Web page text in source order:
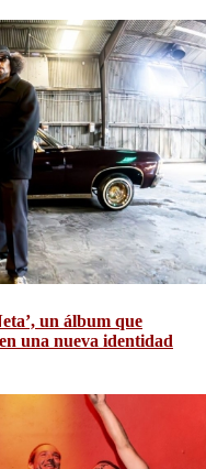
un álbum que
una nueva identidad